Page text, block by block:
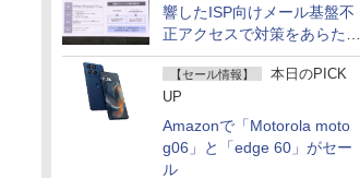
響したISP向けメール基盤不
正アクセスで対策をあらため
て説明
【セール情報】
本日のPICK
UP
Amazonで「Motorola moto
g06」と「edge 60」がセー
ル